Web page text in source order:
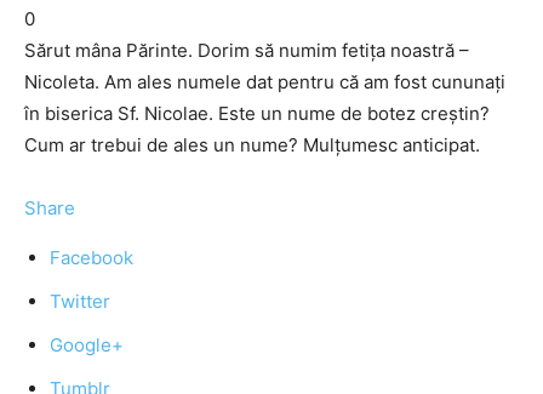
0
Sărut mâna Părinte. Dorim să numim fetiţa noastră –
Nicoleta. Am ales numele dat pentru că am fost cununaţi
în biserica Sf. Nicolae. Este un nume de botez creştin?
Cum ar trebui de ales un nume? Mulţumesc anticipat.
Share
Facebook
Twitter
Google+
Tumblr